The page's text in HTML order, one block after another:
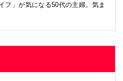
フ」が気になる50代の主婦。気ま